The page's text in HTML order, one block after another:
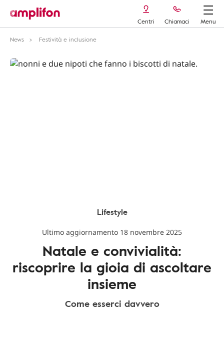
Centri Chiamaci
Menu
News
Festività e inclusione
Lifestyle
Ultimo aggiornamento 18 novembre 2025
Natale e convivialità:
riscoprire la gioia di ascoltare
insieme
Come esserci davvero